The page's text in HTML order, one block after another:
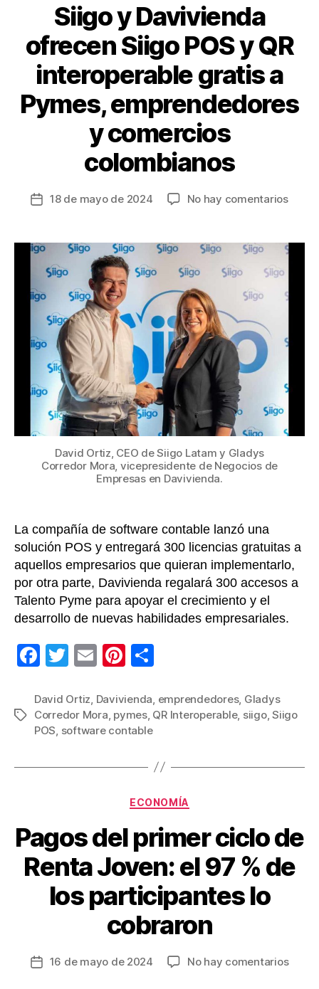
Siigo y Davivienda
ofrecen Siigo POS y QR
interoperable gratis a
Pymes, emprendedores
y comercios
colombianos
Fecha
entrada
18 de mayo de 2024 No hay comentariosen
POS
David Ortiz, CEO de Siigo Latam y Gladys
Corredor Mora, vicepresidente de Negocios de
Empresas en Davivienda.
La compañía de software contable lanzó una
solución POS y entregará 300 licencias gratuitas a
aquellos empresarios que quieran implementarlo,
por otra parte, Davivienda regalará 300 accesos a
Talento Pyme para apoyar el crecimiento y el
desarrollo de nuevas habilidades empresariales.
F
c
e
o
T
tt
er
E
ail
Pi
er
e
m
p
tir
Etiquetas
David Ortiz, Davivienda, emprendedores, Gladys
Corredor Mora, pymes, QR Interoperable, siigo,Siigo
POS, software contable
Categorías
ECONOMÍA
Pagos del primer ciclo de
Renta Joven: el 97 % de
los participantes lo
cobraron
Fecha16 de mayo de 2024 No hay comentariosen